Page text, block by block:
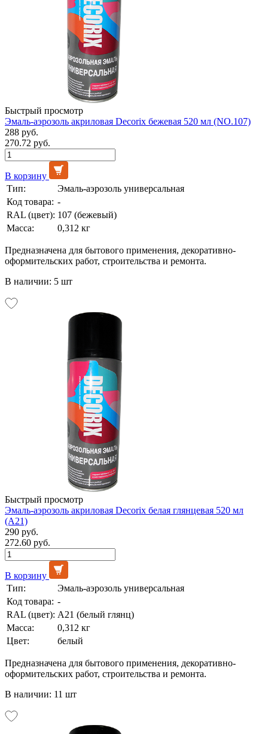
Быстрый просмотр
Эмаль-аэрозоль акриловая Decorix бежевая 520 мл (NO.107)
288 руб.
270.72 руб.
В корзину
Тип:
Эмаль-аэрозоль универсальная
Код товара: -
RAL (цвет): 107 (бежевый)
Масса:
0,312 кг
Предназначена для бытового применения, декоративно-
оформительских работ, строительства и ремонта.
В наличии: 5 шт
Быстрый просмотр
Эмаль-аэрозоль акриловая Decorix белая глянцевая 520 мл
(А21)
290 руб.
272.60 руб.
В корзину
Тип:
Эмаль-аэрозоль универсальная
Код товара: -
RAL (цвет): А21 (белый глянц)
Масса:
0,312 кг
Цвет:
белый
Предназначена для бытового применения, декоративно-
оформительских работ, строительства и ремонта.
В наличии: 11 шт